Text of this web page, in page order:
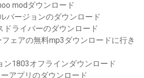
modダウンロード
バージョンのダウンロード
ドライバーのダウンロード
ェアの無料mp3ダウンロードに行き
ン1803オフラインダウンロード
アプリのダウンロード